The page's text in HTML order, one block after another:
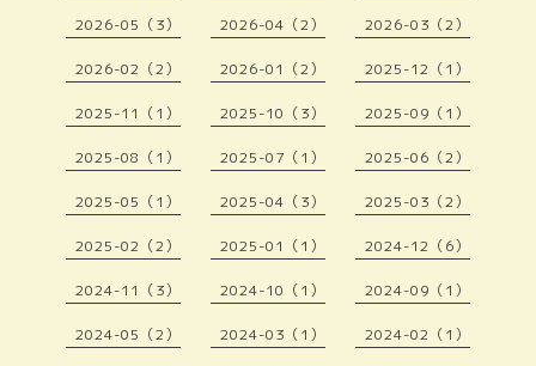
2026-05（3） 2026-04（2） 2026-03（2）
2026-02（2） 2026-01（2） 2025-12（1）
2025-11（1） 2025-10（3） 2025-09（1）
2025-08（1） 2025-07（1） 2025-06（2）
2025-05（1） 2025-04（3） 2025-03（2）
2025-02（2） 2025-01（1） 2024-12（6）
2024-11（3） 2024-10（1） 2024-09（1）
2024-05（2） 2024-03（1） 2024-02（1）